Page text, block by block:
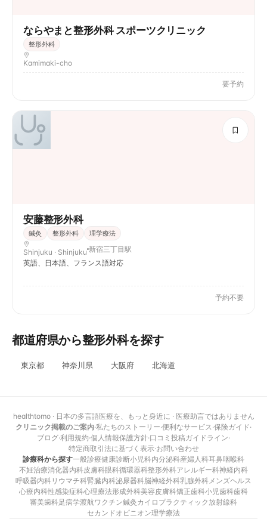
ならやまと整形外科 スポーツクリニック
整形外科
Kamimaki-cho
要予約
安藤整形外科
鍼灸 整形外科 理学療法
Shinjuku · Shinjuku 新宿三丁目駅
英語、日本語、フランス語対応
予約不要
都道府県から整形外科を探す
東京都 神奈川県 大阪府 北海道
healthtomo · 日本の多言語医療を、もっと身近に · 医療助言ではありません
クリニック掲載のご案内·私たちのストーリー·便利なサービス·保険ガイド·
ブログ·利用規約·個人情報保護方針·口コミ投稿ガイドライン·
特定商取引法に基づく表示·お問い合わせ
診療科から探す一般診療健康診断小児科内分泌科産婦人科耳鼻咽喉科
不妊治療消化器内科皮膚科眼科循環器科整形外科アレルギー科神経内科
呼吸器内科 リウマチ科腎臓内科泌尿器科脳神経外科乳腺外科メンズヘルス
心療内科性感染症科心理療法形成外科美容皮膚科矯正歯科小児歯科歯科
審美歯科足病学渡航ワクチン鍼灸カイロプラクティック 放射線科
セカンドオピニオン理学療法